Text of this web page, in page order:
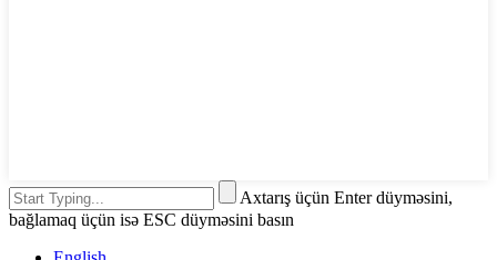
Axtarış üçün Enter düyməsini,
bağlamaq üçün isə ESC düyməsini basın